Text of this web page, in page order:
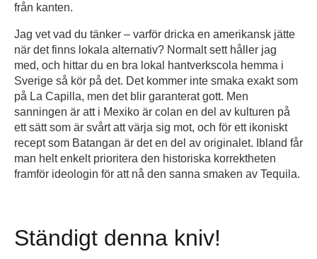
från kanten.
Jag vet vad du tänker – varför dricka en amerikansk jätte
när det finns lokala alternativ? Normalt sett håller jag
med, och hittar du en bra lokal hantverkscola hemma i
Sverige så kör på det. Det kommer inte smaka exakt som
på La Capilla, men det blir garanterat gott. Men
sanningen är att i Mexiko är colan en del av kulturen på
ett sätt som är svårt att värja sig mot, och för ett ikoniskt
recept som Batangan är det en del av originalet. Ibland får
man helt enkelt prioritera den historiska korrektheten
framför ideologin för att nå den sanna smaken av Tequila.
Ständigt denna kniv!